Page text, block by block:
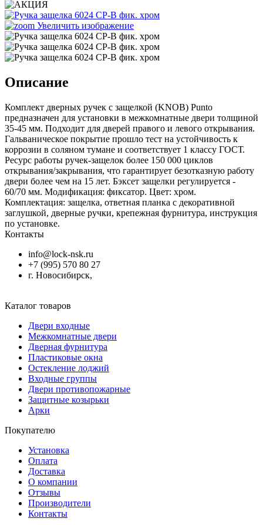
Увеличить изображение
Описание
Комплект дверных ручек с защелкой (KNOB) Punto
предназначен для установки в межкомнатные двери толщиной
35-45 мм. Подходит для дверей правого и левого открывания.
Гальваническое покрытие прошло тест на устойчивость к
коррозии в соляном тумане и соответствует 1 классу ГОСТ.
Ресурс работы ручек-защелок более 150 000 циклов
открывания/закрывания, что гарантирует безотказную работу
двери более чем на 15 лет. Бэксет защелки регулируется -
60/70 мм. Модификация: фиксатор. Цвет: хром.
Комплектация: защелка, ответная планка с декоративной
заглушкой, дверные ручки, крепежная фурнитура, инструкция
по установке.
Контакты
info@lock-nsk.ru
+7 (995) 570 80 27
г. Новосибирск,
Каталог товаров
Двери входные
Межкомнатные двери
Дверная фурнитура
Пластиковые окна
Остекление лоджий
Входные группы
Двери противопожарные
Защитные козырьки
Арки
Покупателю
Установка
Оплата
Доставка
О компании
Отзывы
Производители
Контакты